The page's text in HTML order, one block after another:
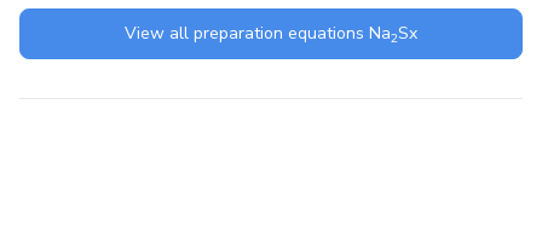
View all preparation equations Na2Sx